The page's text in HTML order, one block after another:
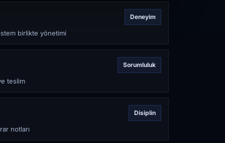
Deneyim
birlikte yönetimi
Sorumluluk
teslim
Disiplin
notları